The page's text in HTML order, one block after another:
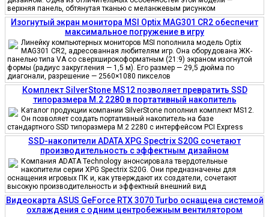
верхняя панель, обтянутая тканью с меланжевым рисунком
Изогнутый экран монитора MSI Optix MAG301 CR2 обеспечит
максимальное погружение в игру
Линейку компьютерных мониторов MSI пополнила модель Optix
MAG301 CR2, адресованная любителям игр. Она оборудована ЖК-
панелью типа VA со сверхширокоформатным (21:9) экраном изогнутой
формы (радиус закругления — 1,5 м). Его размер — 29,5 дюйма по
диагонали, разрешение — 2560×1080 пикселов
Комплект SilverStone MS12 позволяет превратить SSD
типоразмера M.2 2280 в портативный накопитель
Каталог продукции компании SilverStone пополнил комплект MS12.
Он позволяет создать портативный накопитель на базе
стандартного SSD типоразмера M.2 2280 с интерфейсом PCI Express
SSD-накопители ADATA XPG Spectrix S20G сочетают
производительность с эффектным дизайном
Компания ADATA Technology анонсировала твердотельные
накопители серии XPG Spectrix S20G. Они предназначены для
оснащения игровых ПК и, как утверждают их создатели, сочетают
высокую производительность и эффектный внешний вид
Видеокарта ASUS GeForce RTX 3070 Turbo оснащена системой
охлаждения с одним центробежным вентилятором